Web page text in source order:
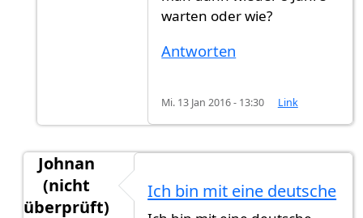
warten oder wie?
Antworten
Mi. 13 Jan 2016 - 13:30 Link
Johnan
(nicht
überprüft)
Ich bin mit eine deutsche